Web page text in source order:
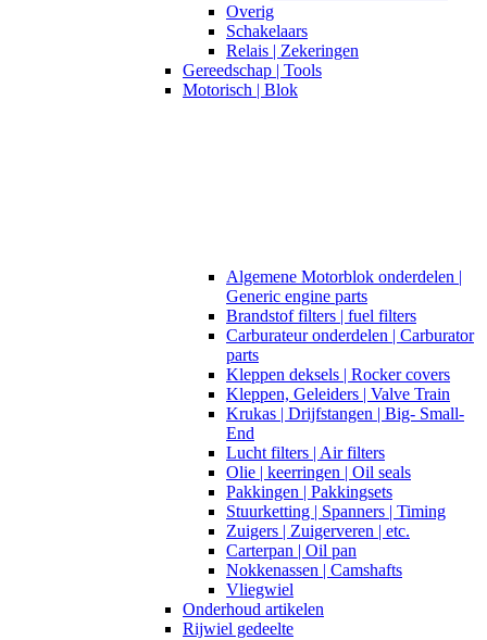
Overig
Schakelaars
Relais | Zekeringen
Gereedschap | Tools
Motorisch | Blok
Algemene Motorblok onderdelen |
Generic engine parts
Brandstof filters | fuel filters
Carburateur onderdelen | Carburator
parts
Kleppen deksels | Rocker covers
Kleppen, Geleiders | Valve Train
Krukas | Drijfstangen | Big- Small-
End
Lucht filters | Air filters
Olie | keerringen | Oil seals
Pakkingen | Pakkingsets
Stuurketting | Spanners | Timing
Zuigers | Zuigerveren | etc.
Carterpan | Oil pan
Nokkenassen | Camshafts
Vliegwiel
Onderhoud artikelen
Rijwiel gedeelte